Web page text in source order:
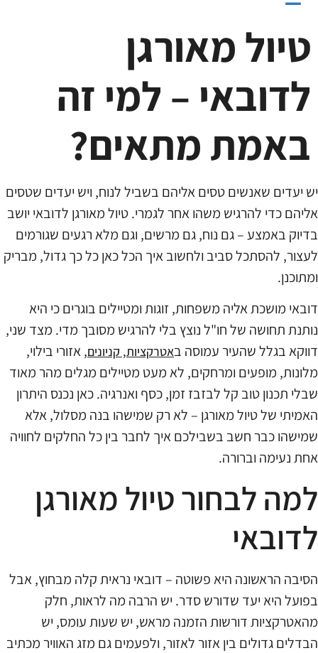
טיול מאורגן
לדובאי – למי זה
באמת מתאים?
יש יעדים שאנשים טסים אליהם בשביל לנוח, ויש יעדים שטסים
אליהם כדי להרגיש משהו אחר לגמרי. טיול מאורגן לדובאי יושב
בדיוק באמצע – גם נוח, גם מרשים, וגם מלא רגעים שגורמים
לעצור, להסתכל סביב ולחשוב איך הכל כאן כל כך גדול, מבריק
ומתוכנן.
דובאי מושכת אליה משפחות, זוגות ומטיילים בוגרים כי היא
נותנת תחושה של חו"ל נוצץ בלי להרגיש מסובך מדי. מצד שני,
דווקא בגלל שהעיר עמוסה באטרקציות, קניונים, אזורי בילוי,
מלונות, מופעים ומרחקים, לא מעט מטיילים מגלים מהר מאוד
שבלי תכנון טוב קל לבזבז זמן, כסף ואנרגיה. כאן נכנס היתרון
האמיתי של טיול מאורגן – לא רק שמישהו בנה מסלול, אלא
שמישהו כבר חשב בשבילכם איך לחבר בין כל החלקים לחוויה
אחת נעימה וברורה.
למה לבחור טיול מאורגן
לדובאי
הסיבה הראשונה היא פשוטה – דובאי נראית קלה מבחוץ, אבל
בפועל היא יעד שדורש סדר. יש הרבה מה לראות, חלק
מהאטרקציות דורשות הזמנה מראש, יש שעות עומס, יש
הבדלים גדולים בין אזור לאזור, ולפעמים גם מזג האוויר מכתיב